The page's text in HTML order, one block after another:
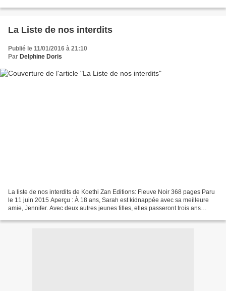
La Liste de nos interdits
Publié le 11/01/2016 à 21:10
Par Delphine Doris
La liste de nos interdits de Koethi Zan Editions: Fleuve Noir 368 pages Paru
le 11 juin 2015 Aperçu : À 18 ans, Sarah est kidnappée avec sa meilleure
amie, Jennifer. Avec deux autres jeunes filles, elles passeront trois ans